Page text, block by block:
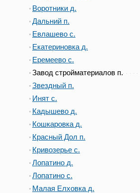
Воротники д.
Дальний п.
Евлашево с.
Екатериновка д.
Еремеево с.
Завод стройматериалов п.
Звездный п.
Инят с.
Кадышево д.
Кошкаровка д.
Красный Дол п.
Кривозерье с.
Лопатино д.
Лопатино с.
Малая Елховка д.